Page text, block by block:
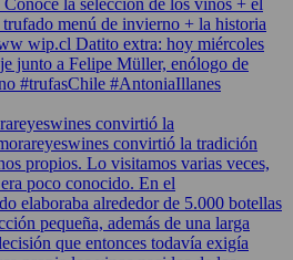
convirtió la